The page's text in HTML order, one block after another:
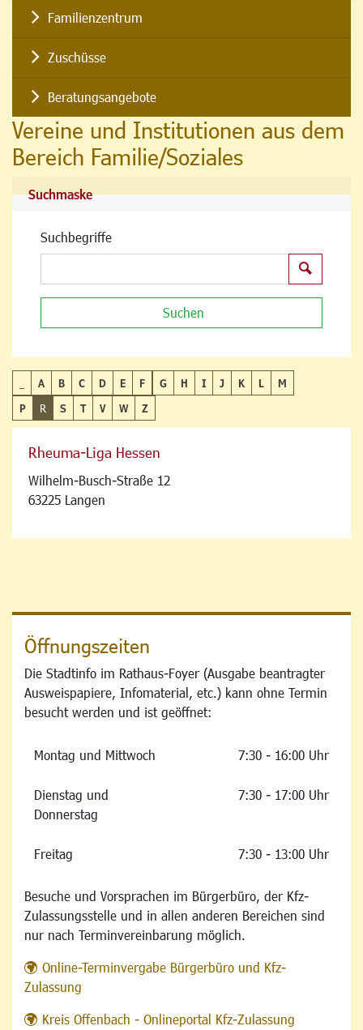
Familienzentrum
Zuschüsse
Beratungsangebote
Vereine und Institutionen aus dem
Bereich Familie/Soziales
Suchmaske
Suchbegriffe
Suchen
A B C D E F G H I J K L
M
P
R S T V W Z
Rheuma-Liga Hessen
Wilhelm-Busch-Straße 12
63225 Langen
Öffnungszeiten
Die Stadtinfo im Rathaus-Foyer (Ausgabe beantragter
Ausweispapiere, Infomaterial, etc.) kann ohne Termin
besucht werden und ist geöffnet:
Montag und Mittwoch 7:30 - 16:00 Uhr
Dienstag und
Donnerstag
7:30 - 17:00 Uhr
Freitag 7:30 - 13:00 Uhr
Besuche und Vorsprachen im Bürgerbüro, der Kfz-
Zulassungsstelle und in allen anderen Bereichen sind
nur nach Terminvereinbarung möglich.
Online-Terminvergabe Bürgerbüro und Kfz-
Zulassung
Kreis Offenbach - Onlineportal Kfz-Zulassung